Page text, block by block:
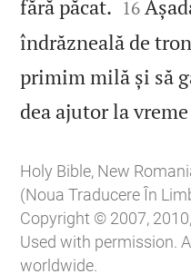
fără păcat. 

16
îndrăzneală de
primim milă și să
dea ajutor la
Holy Bible, New
(Noua Traducere În
Copyright © 2007,
Used with permission.
worldwide.